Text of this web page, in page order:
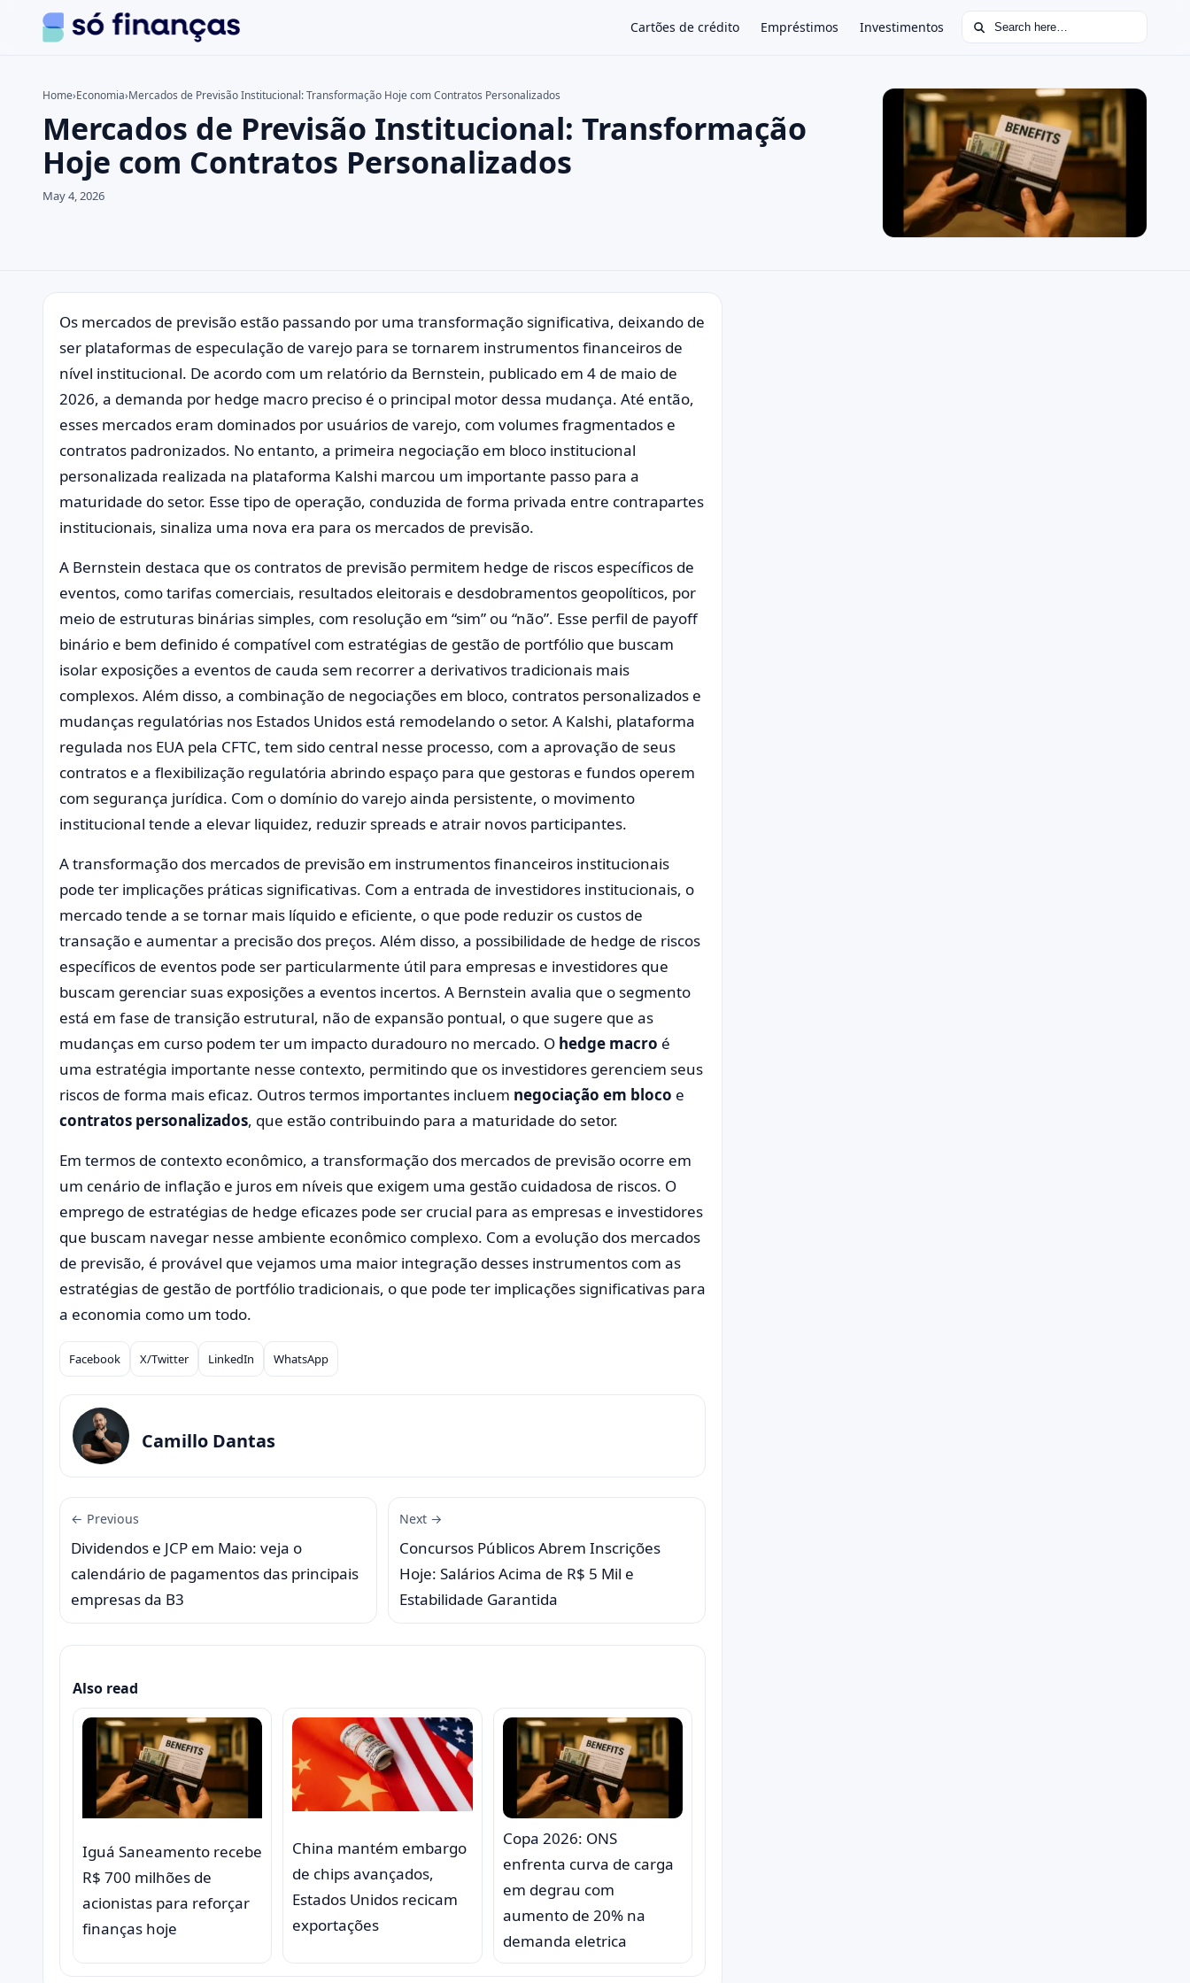
Cartões de crédito Empréstimos Investimentos Search for:
Search the site ×
Search for:
Press Enter to search or ESC to close.
Home›Economia›Mercados de Previsão Institucional: Transformação Hoje com Contratos Personalizados
Mercados de Previsão Institucional: Transformação
Hoje com Contratos Personalizados
May 4, 2026
Os mercados de previsão estão passando por uma transformação significativa, deixando de
ser plataformas de especulação de varejo para se tornarem instrumentos financeiros de
nível institucional. De acordo com um relatório da Bernstein, publicado em 4 de maio de
2026, a demanda por hedge macro preciso é o principal motor dessa mudança. Até então,
esses mercados eram dominados por usuários de varejo, com volumes fragmentados e
contratos padronizados. No entanto, a primeira negociação em bloco institucional
personalizada realizada na plataforma Kalshi marcou um importante passo para a
maturidade do setor. Esse tipo de operação, conduzida de forma privada entre contrapartes
institucionais, sinaliza uma nova era para os mercados de previsão.
A Bernstein destaca que os contratos de previsão permitem hedge de riscos específicos de
eventos, como tarifas comerciais, resultados eleitorais e desdobramentos geopolíticos, por
meio de estruturas binárias simples, com resolução em “sim” ou “não”. Esse perfil de payoff
binário e bem definido é compatível com estratégias de gestão de portfólio que buscam
isolar exposições a eventos de cauda sem recorrer a derivativos tradicionais mais
complexos. Além disso, a combinação de negociações em bloco, contratos personalizados e
mudanças regulatórias nos Estados Unidos está remodelando o setor. A Kalshi, plataforma
regulada nos EUA pela CFTC, tem sido central nesse processo, com a aprovação de seus
contratos e a flexibilização regulatória abrindo espaço para que gestoras e fundos operem
com segurança jurídica. Com o domínio do varejo ainda persistente, o movimento
institucional tende a elevar liquidez, reduzir spreads e atrair novos participantes.
A transformação dos mercados de previsão em instrumentos financeiros institucionais
pode ter implicações práticas significativas. Com a entrada de investidores institucionais, o
mercado tende a se tornar mais líquido e eficiente, o que pode reduzir os custos de
transação e aumentar a precisão dos preços. Além disso, a possibilidade de hedge de riscos
específicos de eventos pode ser particularmente útil para empresas e investidores que
buscam gerenciar suas exposições a eventos incertos. A Bernstein avalia que o segmento
está em fase de transição estrutural, não de expansão pontual, o que sugere que as
mudanças em curso podem ter um impacto duradouro no mercado. O hedge macro é
uma estratégia importante nesse contexto, permitindo que os investidores gerenciem seus
riscos de forma mais eficaz. Outros termos importantes incluem negociação em bloco e
contratos personalizados, que estão contribuindo para a maturidade do setor.
Em termos de contexto econômico, a transformação dos mercados de previsão ocorre em
um cenário de inflação e juros em níveis que exigem uma gestão cuidadosa de riscos. O
emprego de estratégias de hedge eficazes pode ser crucial para as empresas e investidores
que buscam navegar nesse ambiente econômico complexo. Com a evolução dos mercados
de previsão, é provável que vejamos uma maior integração desses instrumentos com as
estratégias de gestão de portfólio tradicionais, o que pode ter implicações significativas para
a economia como um todo.
Compartilhar
Facebook X/Twitter LinkedIn WhatsApp
Camillo Dantas
← Previous
Dividendos e JCP em Maio: veja o
calendário de pagamentos das principais
empresas da B3
Next →
Concursos Públicos Abrem Inscrições
Hoje: Salários Acima de R$ 5 Mil e
Estabilidade Garantida
Also read
Iguá Saneamento recebe
R$ 700 milhões de
acionistas para reforçar
finanças hoje
China mantém embargo
de chips avançados,
Estados Unidos recicam
exportações
Copa 2026: ONS
enfrenta curva de carga
em degrau com
aumento de 20% na
demanda eletrica